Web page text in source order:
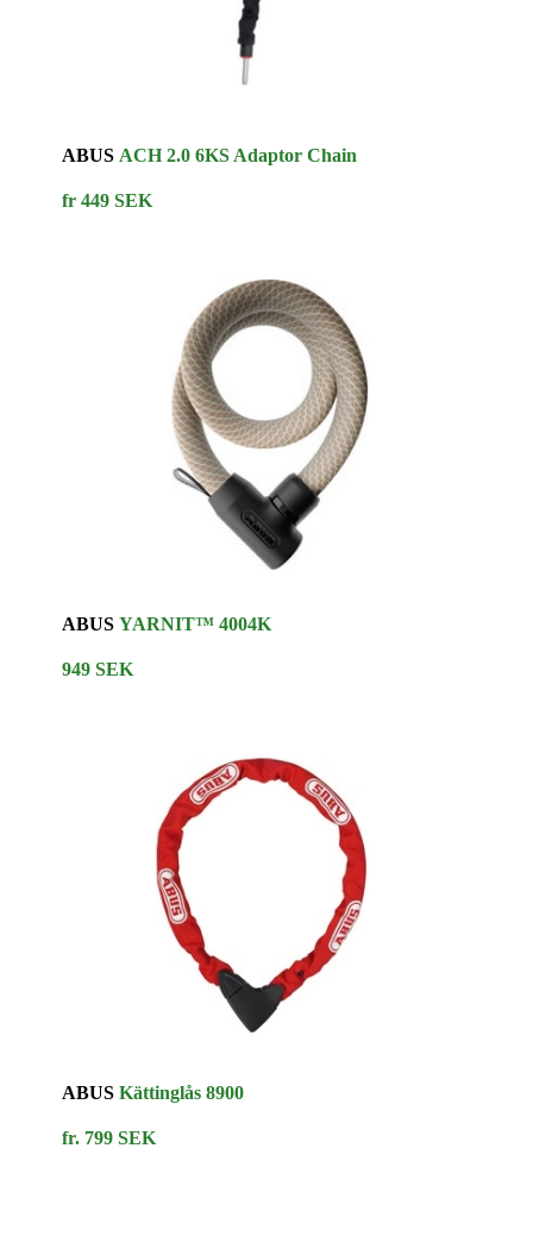
ABUS ACH 2.0 6KS Adaptor Chain
fr 449 SEK
ABUSYARNIT™ 4004K
949 SEK
ABUSKättinglås 8900
fr. 799 SEK